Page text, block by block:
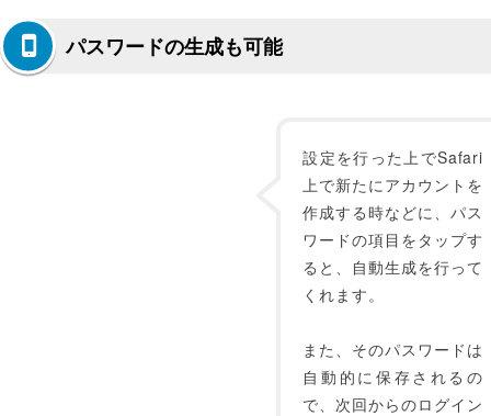
パスワードの生成も可能
設定を行った上でSafari
上で新たにアカウントを
作成する時などに、パス
ワードの項目をタップす
ると、自動生成を行って
くれます。
また、そのパスワードは
自動的に保存されるの
で、次回からのログイン